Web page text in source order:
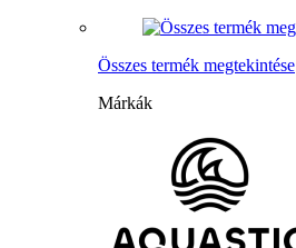
Összes termék megtekintése
Márkák